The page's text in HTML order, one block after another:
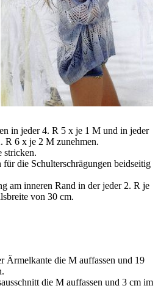
in jeder 4. R 5 x je 1 M und in jeder
R 6 x je 2 M zunehmen.
stricken.
die Schulterschrägungen beidseitig
am inneren Rand in der jeder 2. R je
von 30 cm.
Ärmelkante die M auffassen und 19
die M auffassen und 3 cm im